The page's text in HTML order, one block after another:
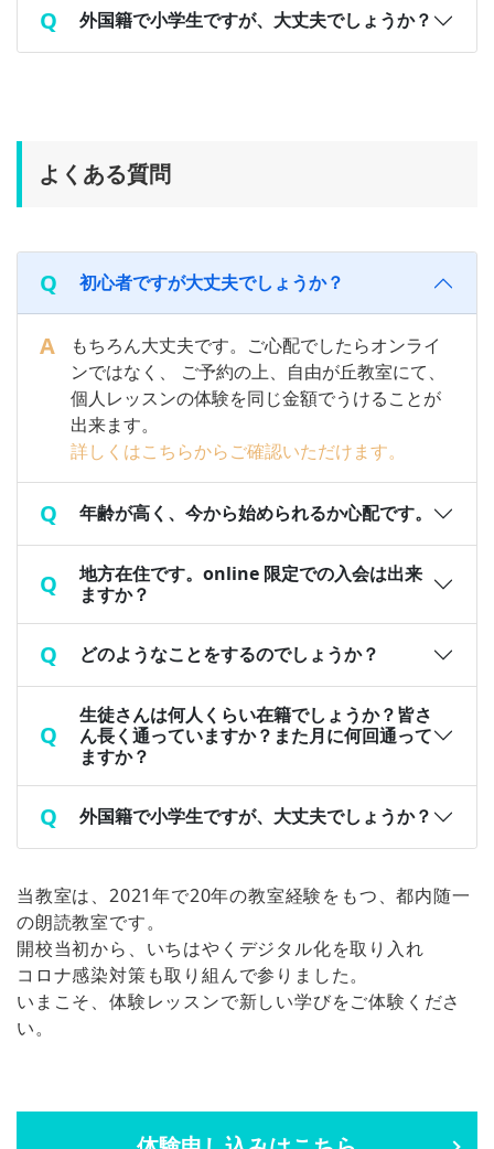
外国籍で小学生ですが、大丈夫でしょうか？
よくある質問
初心者ですが大丈夫でしょうか？
もちろん大丈夫です。ご心配でしたらオンライ
ンではなく、 ご予約の上、自由が丘教室にて、
個人レッスンの体験を同じ金額でうけることが
出来ます。
詳しくはこちらからご確認いただけます。
年齢が高く、今から始められるか心配です。
地方在住です。online 限定での入会は出来
ますか？
どのようなことをするのでしょうか？
生徒さんは何人くらい在籍でしょうか？皆さ
ん長く通っていますか？また月に何回通って
ますか？
外国籍で小学生ですが、大丈夫でしょうか？
当教室は、2021年で20年の教室経験をもつ、都内随一
の朗読教室です。
開校当初から、いちはやくデジタル化を取り入れ
コロナ感染対策も取り組んで参りました。
いまこそ、体験レッスンで新しい学びをご体験くださ
い。